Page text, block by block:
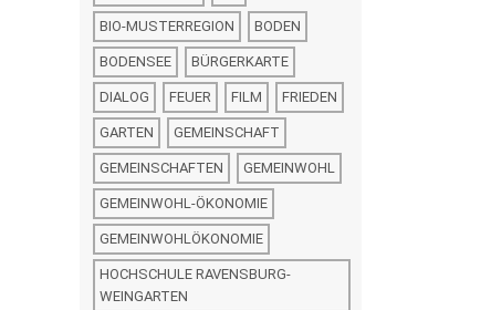
BIO-MUSTERREGION BODEN
BODENSEE BÜRGERKARTE
DIALOG FEUER FILM FRIEDEN
GARTEN GEMEINSCHAFT
GEMEINSCHAFTEN GEMEINWOHL
GEMEINWOHL-ÖKONOMIE
GEMEINWOHLÖKONOMIE
HOCHSCHULE RAVENSBURG-
WEINGARTEN